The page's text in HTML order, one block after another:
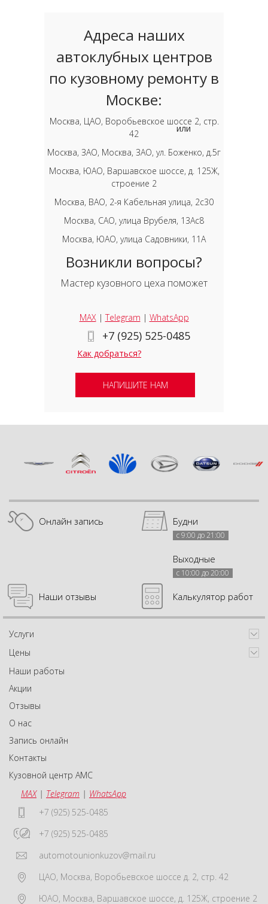
Адреса наших
автоклубных центров
по кузовному ремонту в
Москве:
Москва, ЦАО, Воробьевское шоссе 2, стр.
42
Москва, ЗАО, Москва, ЗАО, ул. Боженко, д.5г
Москва, ЮАО, Варшавское шоссе, д. 125Ж,
строение 2
Москва, ВАО, 2-я Кабельная улица, 2с30
Москва, САО, улица Врубеля, 13Ас8
Москва, ЮАО, улица Садовники, 11А
Возникли вопросы?
Мастер кузовного цеха поможет
MAX|Telegram | WhatsApp
+7 (925) 525-0485
Как добраться?
или
НАПИШИТЕ НАМ
Онлайн запись Будни
с 9:00 до 21:00
Выходные
с 10:00 до 20:00
Наши отзывы Калькулятор работ
Услуги
Цены
Наши работы
Акции
Отзывы
О нас
Запись онлайн
Контакты
Кузовной центр АМС
MAX| Telegram | WhatsApp
+7 (925) 525-0485
+7 (925) 525-0485
automotounionkuzov@mail.ru
ЦАО, Москва, Воробьевское шоссе д. 2, стр. 42
ЮАО, Москва, Варшавское шоссе, д. 125Ж, строение 2